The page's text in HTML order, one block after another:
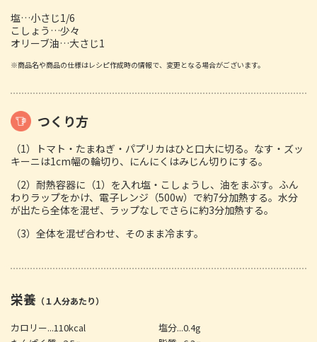
塩…小さじ1/6
こしょう…少々
オリーブ油…大さじ1
※商品名や商品の仕様はレシピ作成時の情報で、変更となる場合がございます。
つくり方
（1）トマト・たまねぎ・パプリカはひと口大に切る。なす・ズッ
キーニは1cm幅の輪切り、にんにくはみじん切りにする。
（2）耐熱容器に（1）を入れ塩・こしょうし、油をまぶす。ふん
わりラップをかけ、電子レンジ（500w）で約7分加熱する。水分
が出たら全体を混ぜ、ラップなしでさらに約3分加熱する。
（3）全体を混ぜ合わせ、そのまま冷ます。
栄養 （１人分あたり）
カロリー...110kcal
塩分...0.4g